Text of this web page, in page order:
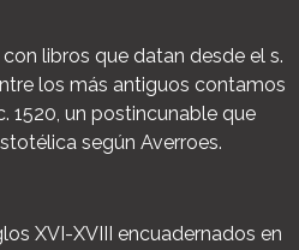
libros que datan desde el s.
los más antiguos contamos
1520, un postincunable que
según Averroes.
XVI-XVIII encuadernados en